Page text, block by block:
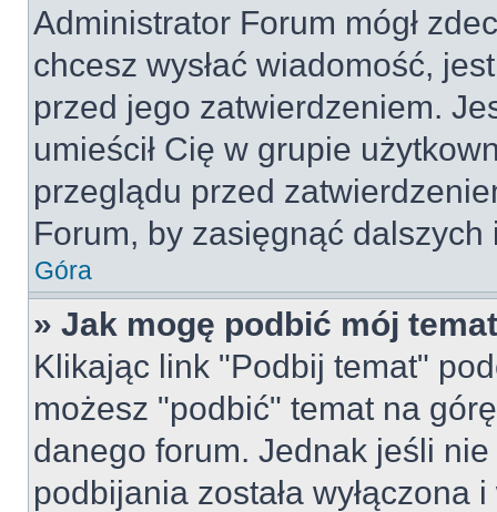
Administrator Forum mógł
chcesz wysłać wiadomość,
przed jego zatwierdzeniem.
umieścił Cię w grupie
przeglądu przed
Forum, by zasięgnąć dalszych
Góra
» Jak mogę podbić mój
Klikając link "Podbij temat"
możesz "podbić" temat na
danego forum. Jednak jeśli
podbijania została